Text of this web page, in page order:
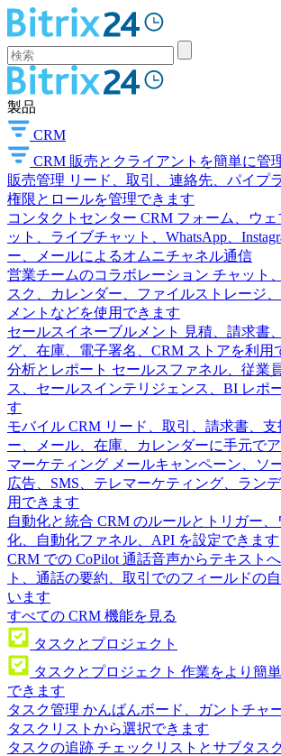
製品
CRM
CRM 販売とクライアントを簡単に管
販売管理 リード、取引、連絡先、パイプ
権限とロールを管理できます
コンタクトセンター CRM フォーム、ウ
ット、ライブチャット、WhatsApp、
ー、メールによるオムニチャネル通信
営業チームのコラボレーション チャット
スク、カレンダー、ファイルストレージ
メントなどを使用できます
セールスイネーブルメント
見積、請求書
グ、在庫、電子署名、CRM ストアを利用
分析とレポート セールスファネル、従業
ス、セールスインテリジェンス、BI レポ
す
モバイル CRM リード、取引、請求書、
ー、メール、在庫、カレンダーに手元で
マーケティング メールキャンペーン、ソ
広告、SMS、テレマーケティング、ラン
用できます
自動化と統合 CRM のルールとトリガー
化、自動化ファネル、API を設定できます
CRM での CoPilot 通話音声からテキスト
ト、通話の要約、取引でのフィールドの
います
すべての CRM 機能を見る
タスクとプロジェクト
タスクとプロジェクト 作業をより簡
できます
タスク管理 かんばんボード、ガントチャ
タスクリストから選択できます
タスクの追跡 チェックリストとサブタス